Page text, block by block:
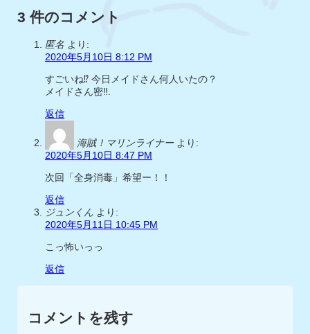
3 件のコメント
匿名 より:
2020年5月10日 8:12 PM
すごいね⁉︎ 今日メイドさん何人いたの？
メイドさん密‼︎.
返信
海賊！マリンライナー より:
2020年5月10日 8:47 PM
次回「全身消毒」希望ー！！
返信
ジュンくん より:
2020年5月11日 10:45 PM
こっ怖いっっ
返信
コメントを残す